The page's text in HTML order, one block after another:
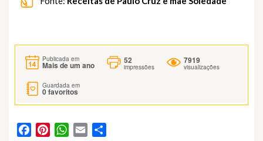
Publicada em
Mais de um ano
52
impressões
7919
visualizações
Guardada em
0favoritos
FacebookPinterestWhatsApp
Email